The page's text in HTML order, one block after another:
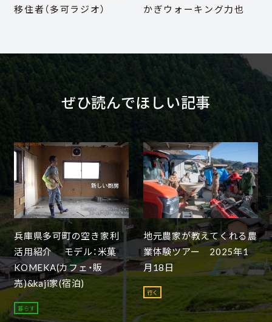
移住者（多可ラジオ）
かぎウォーキング力也
ぜひ読んでほしい記事
兵庫県多可町の空き家利
活用紹介 モデル：米菓
KOMEKA(カフェ・販
売)&kaji家(宿泊)
暮らす
地元農家が教えてくれる農
業体験ツアー 2025年1
月18日
行く